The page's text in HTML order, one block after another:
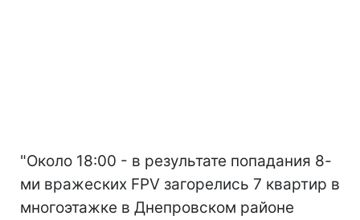
"Около 18:00 - в результате попадания 8-
ми вражеских FPV загорелись 7 квартир в
многоэтажке в Днепровском районе